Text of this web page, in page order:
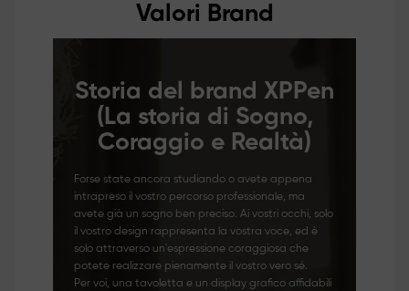
Valori Brand
Storia del brand XPPen
(La storia di Sogno,
Coraggio e Realtà)
Forse state ancora studiando o avete appena
intrapreso il vostro percorso professionale, ma
avete già un sogno ben preciso. Ai vostri occhi, solo
il vostro design rappresenta la vostra voce, ed è
solo attraverso un'espressione coraggiosa che
potete realizzare pienamente il vostro vero sé.
Per voi, una tavoletta e un display grafico affidabili